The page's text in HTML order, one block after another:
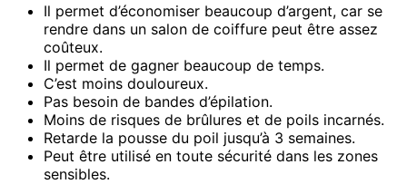
Il permet d’économiser beaucoup d’argent, car se
rendre dans un salon de coiffure peut être assez
coûteux.
Il permet de gagner beaucoup de temps.
C’est moins douloureux.
Pas besoin de bandes d’épilation.
Moins de risques de brûlures et de poils incarnés.
Retarde la pousse du poil jusqu’à 3 semaines.
Peut être utilisé en toute sécurité dans les zones
sensibles.